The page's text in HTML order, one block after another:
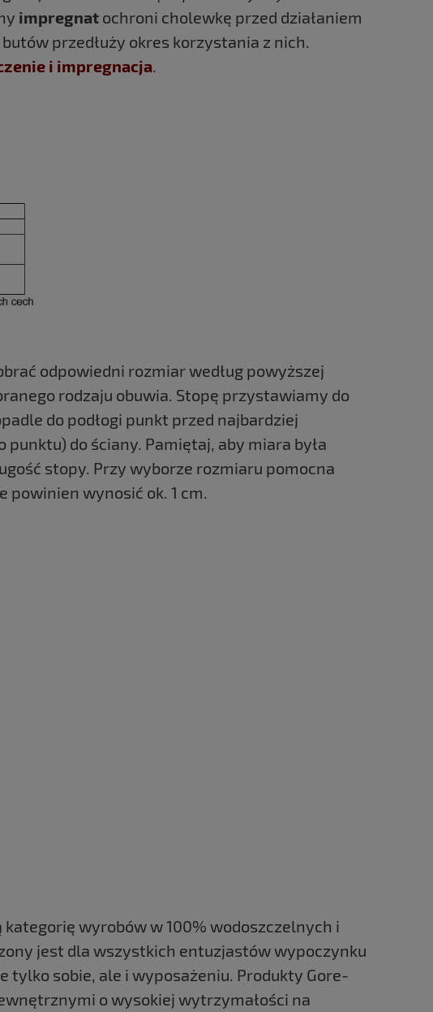
impregnat ochroni cholewkę przed działaniem
przedłuży okres korzystania z nich.
i impregnacja.
odpowiedni rozmiar według powyższej
rodzaju obuwia. Stopę przystawiamy do
do podłogi punkt przed najbardziej
do ściany. Pamiętaj, aby miara była
stopy. Przy wyborze rozmiaru pomocna
powinien wynosić ok. 1 cm.
wyrobów w 100% wodoszczelnych i
jest dla wszystkich entuzjastów wypoczynku
sobie, ale i wyposażeniu. Produkty Gore-
o wysokiej wytrzymałości na